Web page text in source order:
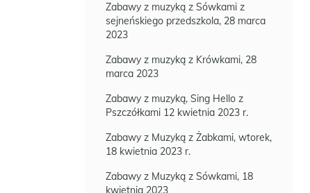
Zabawy z muzyką z Sówkami z
sejneńskiego przedszkola, 28 marca
2023
Zabawy z muzyką z Krówkami, 28
marca 2023
Zabawy z muzyką, Sing Hello z
Pszczółkami 12 kwietnia 2023 r.
Zabawy z Muzyką z Żabkami, wtorek,
18 kwietnia 2023 r.
Zabawy z Muzyką z Sówkami, 18
kwietnia 2023